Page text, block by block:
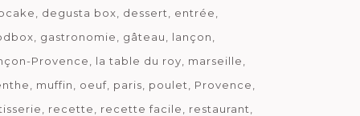
degusta box dessert
entrée
gastronomie gâteau
lançon
Provence
la table du roy
marseille
muffin oeuf paris poulet
Provence
recette recette facile
restaurant